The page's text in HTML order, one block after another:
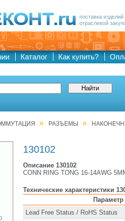
поставка
отраслевой
Каталог Как купить?
» РАЗЪЕМЫ »
130102
Описание 130102
CONN RING TONG 16-14AWG
Технические характеристики
Параметр
Lead Free Status / RoHS Status